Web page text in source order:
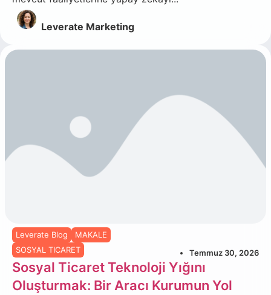
Leverate Marketing
Leverate Blog
MAKALE
SOSYAL TICARET
Temmuz 30, 2026
Sosyal Ticaret Teknoloji Yığını
Oluşturmak: Bir Aracı Kurumun Yol